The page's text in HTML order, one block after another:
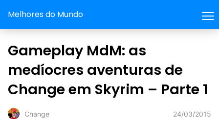
Melhores do Mundo
Gameplay MdM: as
medíocres aventuras de
Change em Skyrim – Parte 1
Change 24/03/2015